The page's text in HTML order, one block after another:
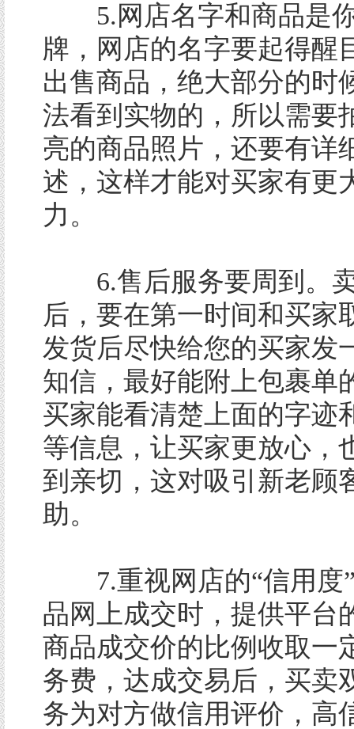
5.网店名字和商品是
牌，网店的名字要起得醒
出售商品，绝大部分的时
法看到实物的，所以需要
亮的商品照片，还要有详
述，这样才能对买家有更
力。
6.售后服务要周到。
后，要在第一时间和买家
发货后尽快给您的买家发
知信，最好能附上包裹单
买家能看清楚上面的字迹
等信息，让买家更放心，
到亲切，这对吸引新老顾
助。
7.重视网店的“信用度
品网上成交时，提供平台
商品成交价的比例收取一
务费，达成交易后，买卖
务为对方做信用评价，高